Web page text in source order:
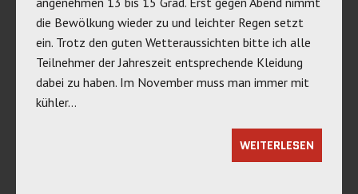
die Bewölkung wieder zu und leichter Regen setzt
ein. Trotz den guten Wetteraussichten bitte ich alle
Teilnehmer der Jahreszeit entsprechende Kleidung
dabei zu haben. Im November muss man immer mit
kühler…
WEITERLESEN